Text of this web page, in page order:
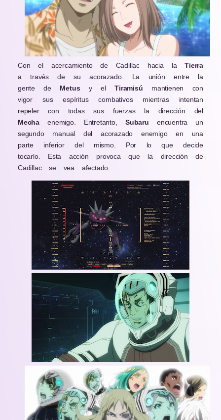
Con el acercamiento de Cadillac hacia laTierra
a través de su acorazado. La unión entre la
gente de Metus y elTiramisú mantienen con
vigor sus espíritus combativos mientras intentan
repeler con todas sus fuerzas la dirección del
Mechaenemigo. Entretanto, Subaru encuentra un
segundo manual del acorazado enemigo en una
parte inferior del mismo. Por lo que decide
tocarlo. Esta acción provoca que la dirección de
Cadillac se vea afectado.